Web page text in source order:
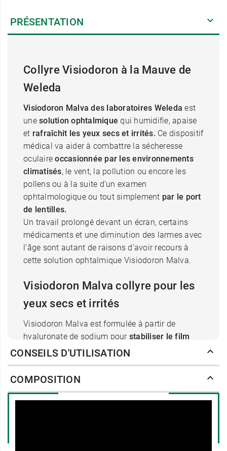
PRÉSENTATION
Collyre Visiodoron à la Mauve de
Weleda
Visiodoron Malva des laboratoires Weleda est
unesolution ophtalmique qui humidifie, apaise
et rafraîchit les yeux secs et irrités.Ce dispositif
médical va aider à combattre la sécheresse
oculaire occasionnée par les environnements
climatisés, le vent, la pollution ou encore les
pollens ou à la suite d’un examen
ophtalmologique ou tout simplement par le port
de lentilles.
Un travail prolongé devant un écran, certains
médicaments et une diminution des larmes avec
l’âge sont autant de raisons d’avoir recours à
cette solution ophtalmique Visiodoron Malva.
Visiodoron Malva collyre pour les
yeux secs et irrités
Visiodoron Malva est formulée à partir de
hyaluronate de sodium pourstabiliser le film
lacrymal. Connu pour ses propriétés
mucomimétiques, ce dernier adhère de manière
film humide qui reste assez longtemps en
CONSEILS D'UTILISATION
COMPOSITION